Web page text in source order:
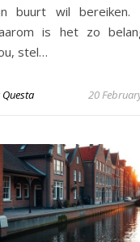
buurt wil bereiken.
is het zo
stel…
Questa 20